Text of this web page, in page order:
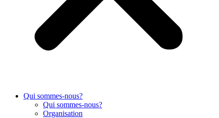
Qui sommes-nous?
Qui sommes-nous?
Organisation